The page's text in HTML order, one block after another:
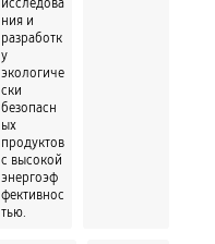
ния и
разработк
у
экологиче
ски
безопасн
ых
продуктов
с высокой
энергоэф
фективнос
тью.